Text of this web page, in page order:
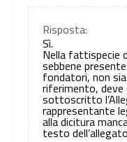
Risposta:
Sì.
Nella fattispecie
sebbene
fondatori, non
riferimento, deve
sottoscritto
rappresentante
alla dicitura
testo